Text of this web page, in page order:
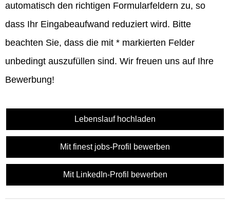
automatisch den richtigen Formularfeldern zu, so
dass Ihr Eingabeaufwand reduziert wird. Bitte
beachten Sie, dass die mit * markierten Felder
unbedingt auszufüllen sind. Wir freuen uns auf Ihre
Bewerbung!
Lebenslauf hochladen
Mit finest jobs-Profil bewerben
Mit LinkedIn-Profil bewerben